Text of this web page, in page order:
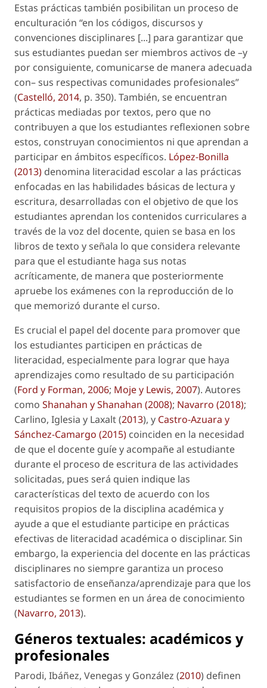
Estas prácticas también posibilitan un proceso de
enculturación “en los códigos, discursos y
convenciones disciplinares [...] para garantizar que
sus estudiantes puedan ser miembros activos de –y
por consiguiente, comunicarse de manera adecuada
con– sus respectivas comunidades profesionales”
(Castelló, 2014, p. 350). También, se encuentran
prácticas mediadas por textos, pero que no
contribuyen a que los estudiantes reflexionen sobre
estos, construyan conocimientos ni que aprendan a
participar en ámbitos específicos. López-Bonilla
(2013) denomina literacidad escolar a las prácticas
enfocadas en las habilidades básicas de lectura y
escritura, desarrolladas con el objetivo de que los
estudiantes aprendan los contenidos curriculares a
través de la voz del docente, quien se basa en los
libros de texto y señala lo que considera relevante
para que el estudiante haga sus notas
acríticamente, de manera que posteriormente
apruebe los exámenes con la reproducción de lo
que memorizó durante el curso.
Es crucial el papel del docente para promover que
los estudiantes participen en prácticas de
literacidad, especialmente para lograr que haya
aprendizajes como resultado de su participación
(Ford y Forman, 2006; Moje y Lewis, 2007). Autores
como Shanahan y Shanahan (2008); Navarro (2018);
Carlino, Iglesia y Laxalt (2013), y Castro-Azuara y
Sánchez-Camargo (2015) coinciden en la necesidad
de que el docente guíe y acompañe al estudiante
durante el proceso de escritura de las actividades
solicitadas, pues será quien indique las
características del texto de acuerdo con los
requisitos propios de la disciplina académica y
ayude a que el estudiante participe en prácticas
efectivas de literacidad académica o disciplinar. Sin
embargo, la experiencia del docente en las prácticas
disciplinares no siempre garantiza un proceso
satisfactorio de enseñanza/aprendizaje para que los
estudiantes se formen en un área de conocimiento
(Navarro, 2013).
Géneros textuales: académicos y
profesionales
Parodi, Ibáñez, Venegas y González (2010) definen